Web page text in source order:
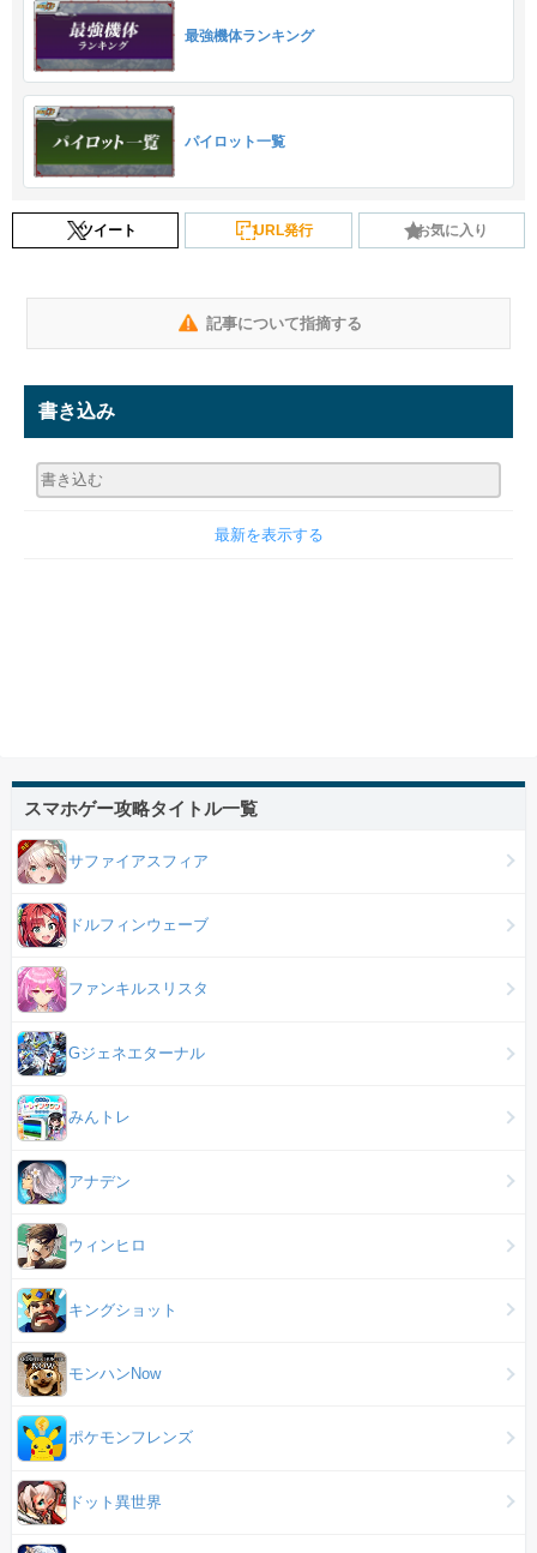
最強機体ランキング
パイロット一覧
ツイート URL発行 お気に入り
記事について指摘する
書き込み
最新を表示する
スマホゲー攻略タイトル一覧
サファイアスフィア
ドルフィンウェーブ
ファンキルスリスタ
Gジェネエターナル
みんトレ
アナデン
ウィンヒロ
キングショット
モンハンNow
ポケモンフレンズ
ドット異世界